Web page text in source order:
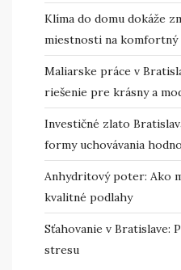
Klíma do domu dokáže
miestnosti na
Maliarske práce v
riešenie pre krásny a
Investičné zlato
formy uchovávania
Anhydritový poter: Ako
kvalitné podlahy
Sťahovanie v Bratislave:
stresu